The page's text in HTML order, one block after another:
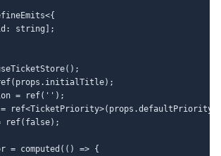
string];
= ref('');
ref(false);
= computed(() => {